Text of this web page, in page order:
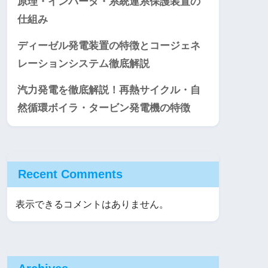
仕組み
ディーゼル発電装置の特徴とコージェネ
レーションシステム徹底解説
汽力発電を徹底解説！再熱サイクル・自
然循環ボイラ・タービン発電機の特徴
Recent Comments
表示できるコメントはありません。